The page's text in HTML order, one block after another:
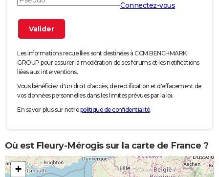
Connectez-vous
Les informations recueillies sont destinées à CCM BENCHMARK
GROUP pour assurer la modération de ses forums et les notifications
liées aux interventions.
Vous bénéficiez d'un droit d'accès, de rectification et d'effacement de
vos données personnelles dans les limites prévues par la loi.
En savoir plus sur notrepolitique de confidentialité.
Où est Fleury-Mérogis sur la carte de France ?
+